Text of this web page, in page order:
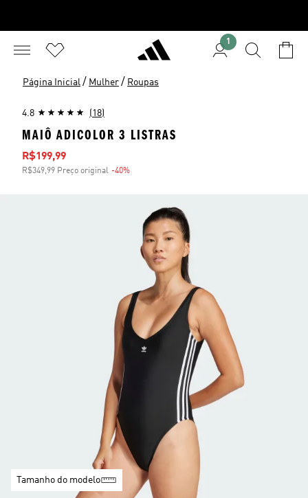
1
Página Inicial / Mulher / Roupas
4.8 (18)
MAIÔ ADICOLOR 3 LISTRAS
Preço com desconto
R$199,99
R$349,99 Preço original -40%
Tamanho do modelo